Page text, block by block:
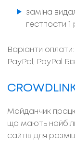
заміна
гестпости 1
Варіанти
PayPal, PayPal
Майданчик
що мають
сайтів для